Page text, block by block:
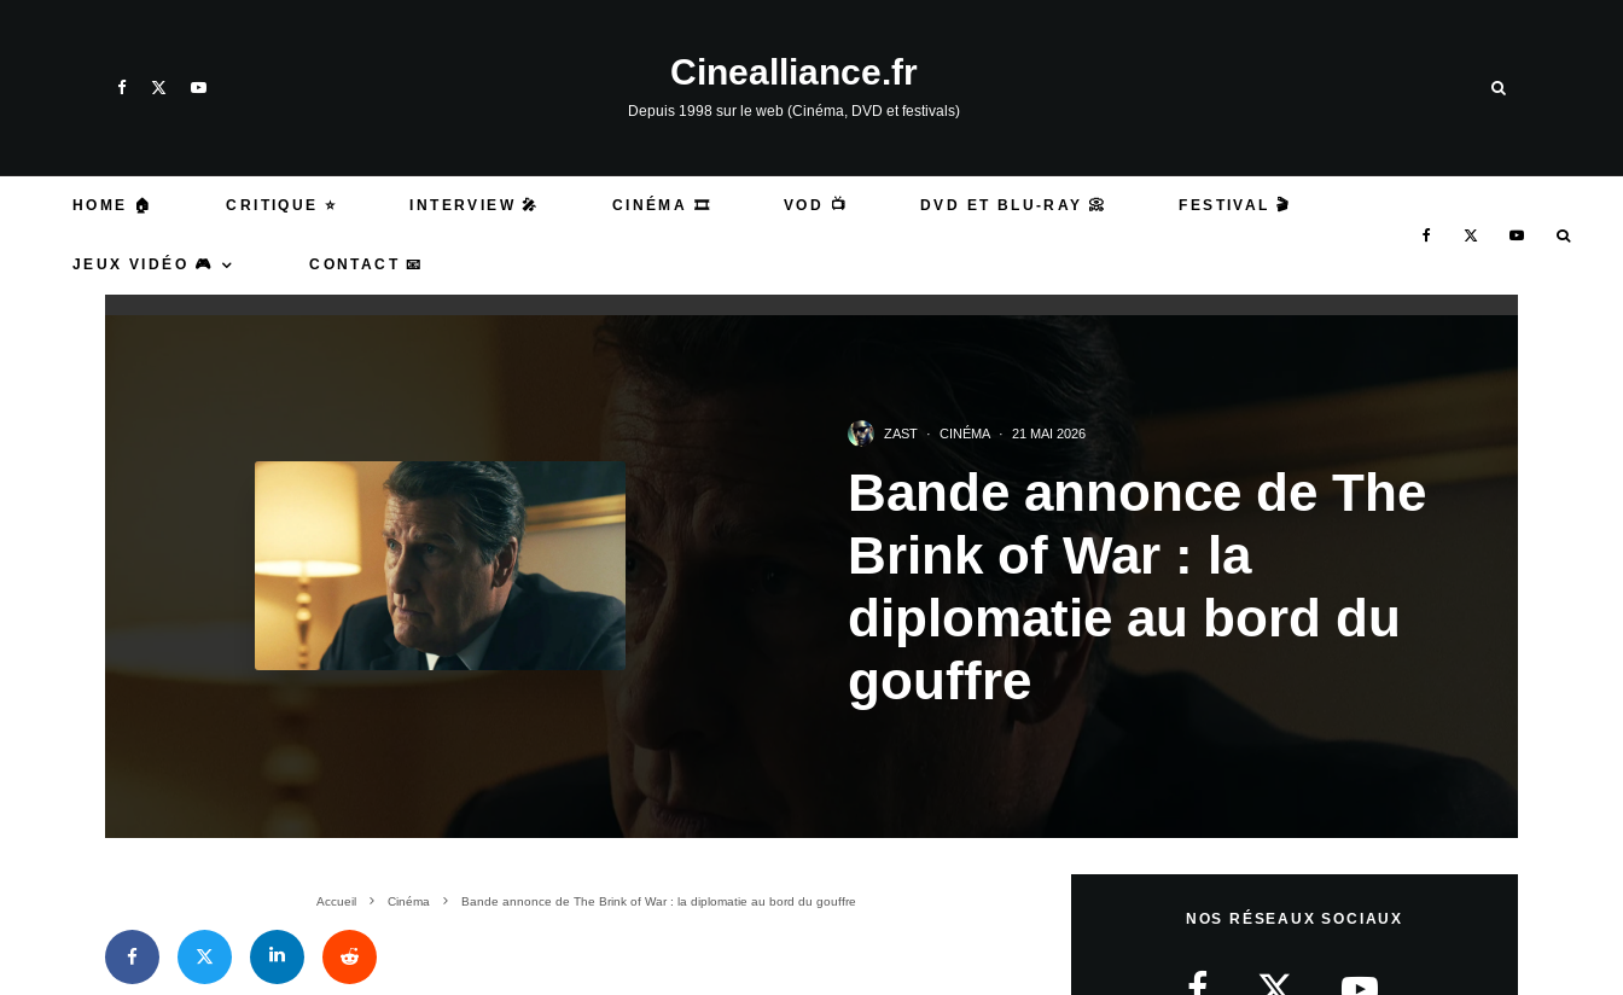
Cinealliance.fr
Depuis 1998 sur le web (Cinéma, DVD et festivals)
HOME 🏠 CRITIQUE ⭐ INTERVIEW 🎤 CINÉMA 🎞️ VOD 📺 DVD ET BLU-RAY 📀 FESTIVAL 🎬
JEUX VIDÉO 🎮 CONTACT 📧
ZAST · CINÉMA · 21 MAI 2026
Bande annonce de The
Brink of War : la
diplomatie au bord du
gouffre
Accueil Cinéma Bande annonce de The Brink of War : la diplomatie au bord du gouffre
NOS RÉSEAUX SOCIAUX